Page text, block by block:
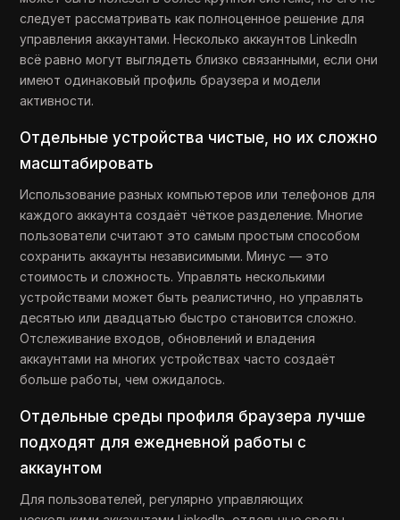
следует рассматривать как полноценное решение для
управления аккаунтами. Несколько аккаунтов LinkedIn
всё равно могут выглядеть близко связанными, если они
имеют одинаковый профиль браузера и модели
активности.
Отдельные устройства чистые, но их сложно
масштабировать
Использование разных компьютеров или телефонов для
каждого аккаунта создаёт чёткое разделение. Многие
пользователи считают это самым простым способом
сохранить аккаунты независимыми. Минус — это
стоимость и сложность. Управлять несколькими
устройствами может быть реалистично, но управлять
десятью или двадцатью быстро становится сложно.
Отслеживание входов, обновлений и владения
аккаунтами на многих устройствах часто создаёт
больше работы, чем ожидалось.
Отдельные среды профиля браузера лучше
подходят для ежедневной работы с
аккаунтом
Для пользователей, регулярно управляющих